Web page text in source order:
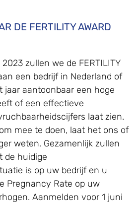
DE FERTILITY AWARD
zullen we de FERTILITY
een bedrijf in Nederland of
jaar aantoonbaar een hoge
of een effectieve
laat zien.
mee te doen, laat het ons of
weten. Gezamenlijk zullen
de huidige
is op uw bedrijf en u
Pregnancy Rate op uw
Aanmelden voor 1 juni